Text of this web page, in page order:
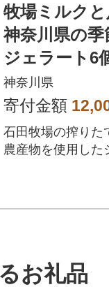
牧場ミルク
神奈川県の
ジェラート6
神奈川県
寄付金額
石田牧場の搾りた
農産物を使用した
お礼品